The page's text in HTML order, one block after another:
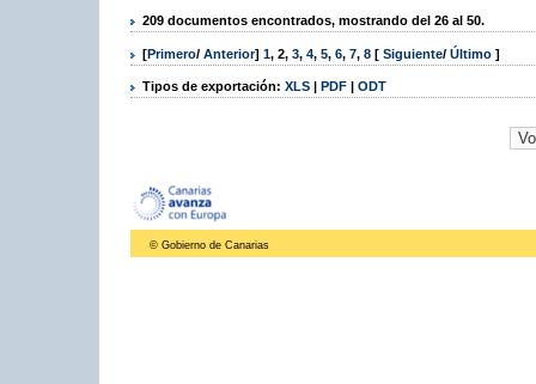
209 documentos encontrados, mostrando del 26 al 50.
[Primero/ Anterior] 1, 2, 3, 4, 5, 6, 7, 8 [ Siguiente/ Último ]
Tipos de exportación: XLS | PDF | ODT
© Gobierno de Canarias